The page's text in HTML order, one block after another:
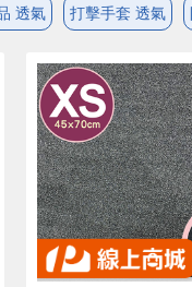
透氣 打擊手套 透氣